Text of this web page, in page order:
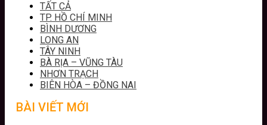
TẤT CẢ
TP. HỒ CHÍ MINH
BÌNH DƯƠNG
LONG AN
TÂY NINH
BÀ RỊA – VŨNG TÀU
NHƠN TRẠCH
BIÊN HÒA – ĐỒNG NAI
BÀI VIẾT MỚI